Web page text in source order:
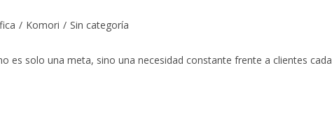
/ Komori / Sin categoría
es solo una meta, sino una necesidad constante frente a clientes cada